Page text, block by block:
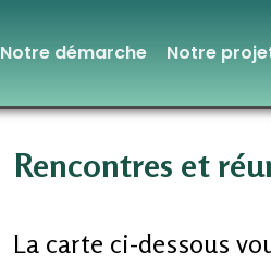
Notre démarche Notre
Rencontres et
La carte ci-dessous